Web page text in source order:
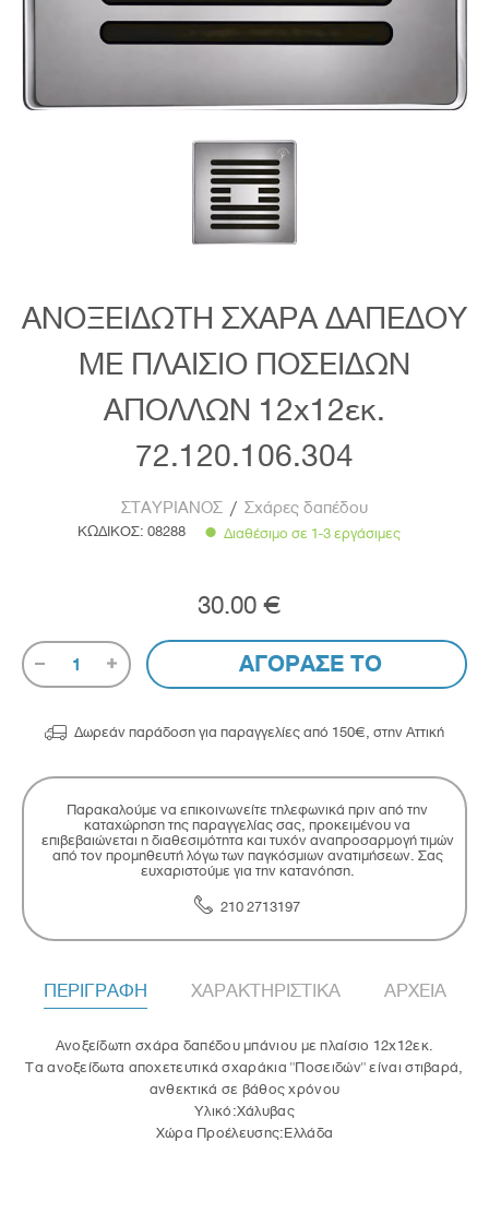
ΑΝΟΞΕΙΔΩΤΗ ΣΧΑΡΑ ΔΑΠΕΔΟΥ
ΜΕ ΠΛΑΙΣΙΟ ΠΟΣΕΙΔΩΝ
ΑΠΟΛΛΩΝ 12x12εκ.
72.120.106.304
ΣΤΑΥΡΙΑΝΟΣ / Σχάρες δαπέδου
ΚΩΔΙΚΟΣ: 08288 Διαθέσιμο σε 1-3 εργάσιμες
30.00 €
1 ΑΓΟΡΑΣΕ ΤΟ
 Δωρεάν παράδοση για παραγγελίες από 150€, στην Αττική
Παρακαλούμε να επικοινωνείτε τηλεφωνικά πριν από την
καταχώρηση της παραγγελίας σας, προκειμένου να
επιβεβαιώνεται η διαθεσιμότητα και τυχόν αναπροσαρμογή τιμών
από τον προμηθευτή λόγω των παγκόσμιων ανατιμήσεων. Σας
ευχαριστούμε για την κατανόηση.
210 2713197
ΠΕΡΙΓΡΑΦΗ ΧΑΡΑΚΤΗΡΙΣΤΙΚΑ ΑΡΧΕΙΑ
Ανοξείδωτη σχάρα δαπέδου μπάνιου με πλαίσιο 12x12εκ.
Τα ανοξείδωτα αποχετευτικά σχαράκια "Ποσειδών" είναι στιβαρά,
ανθεκτικά σε βάθος χρόνου
Υλικό:Χάλυβας
Χώρα Προέλευσης:Ελλάδα